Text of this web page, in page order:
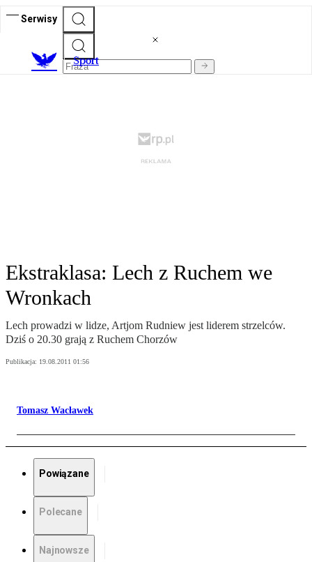
Serwisy
Sport
Ekstraklasa: Lech z Ruchem we
Wronkach
Lech prowadzi w lidze, Artjom Rudniew jest liderem strzelców.
Dziś o 20.30 grają z Ruchem Chorzów
Publikacja: 19.08.2011 01:56
Tomasz Wacławek
Powiązane
Polecane
Najnowsze